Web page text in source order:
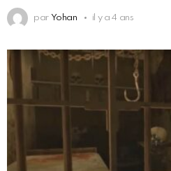
par Yohan il y a 4 ans